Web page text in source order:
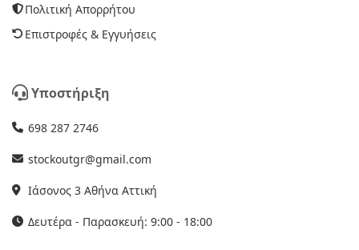
Πολιτική Απορρήτου
Επιστροφές & Εγγυήσεις
Υποστήριξη
698 287 2746
stockoutgr@gmail.com
Ιάσονος 3 Αθήνα Αττική
Δευτέρα - Παρασκευή: 9:00 - 18:00